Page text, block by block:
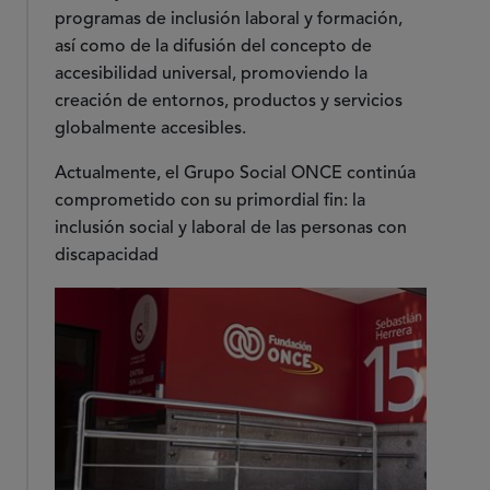
programas de inclusión laboral y formación,
así como de la difusión del concepto de
accesibilidad universal, promoviendo la
creación de entornos, productos y servicios
globalmente accesibles.
Actualmente, el Grupo Social ONCE continúa
comprometido con su primordial fin: la
inclusión social y laboral de las personas con
discapacidad